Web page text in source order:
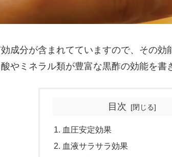
成分が含まれてていますので、その効
やミネラル類が豊富な黒酢の効能を書
目次
血圧安定効果
血液サラサラ効果